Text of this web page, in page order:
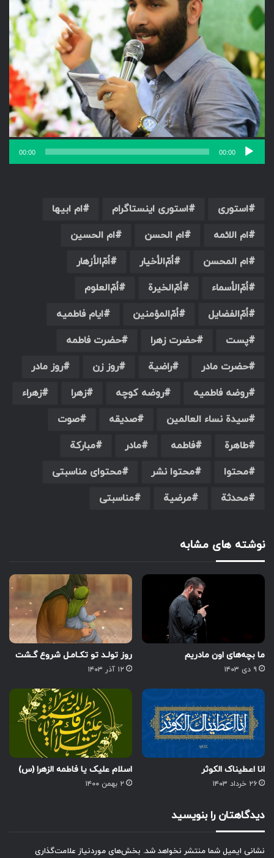
00:00
00:00
استوری استوری اینستاگرام
ام ابیها
ام الائمه
ام الحسن
ام الحسین
ام المحسن
اُمّ‌الأخیار
اُمّ‌الأزهار
اُمّ‌الأسماء
اُمّ‌الخیرة
اُمّ‌العلوم
اُمّ‌الفضایل
اُمّ‌المؤمنین
ایام فاطمیه
پست
حضرت زهرا
حضرت فاطمه
حضرت مادر
راضیة روز زن
روز مادر
روضه فاطمیه
روضه کوچه زهرا
زهراء
سیدة نساء العالمین
صدیقه
صوت
طاهرة
فاطمه مادر
مبارکة
محتوا
محتوا نشر
محتوای مناسبتی
محدثة
مرضیة مناسبتی
نوشته های مشابه
ما بچه‌های اون مادریم
۹ دی ۱۴۰۳
روز تولـد تو تکـامـل شروع گـشت
۱۲ آذر ۱۴۰۳
انا اعطیناک الکوثر
۲۶ خرداد ۱۴۰۳
اسلام علیک یا فاطمه الزهرا (س)
۲ بهمن ۱۴۰۰
دیدگاهتان را بنویسید
نشانی ایمیل شما منتشر نخواهد شد. بخش‌های موردنیاز علامت‌گذاری